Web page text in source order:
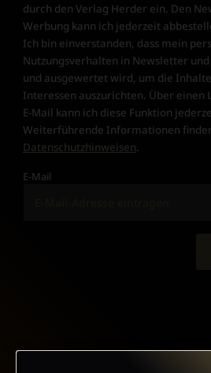
durch den Verlag Herder ein. Den
Werbung kann ich jederzeit
Ich bin einverstanden, dass mein
Nutzungsverhalten in Newsletter
und ausgewertet wird, um die
Interessen auszurichten. Über einen
E-Mail kann ich diese Funktion
Weiterführende Informationen
Datenschutzhinweisen.
E-Mail